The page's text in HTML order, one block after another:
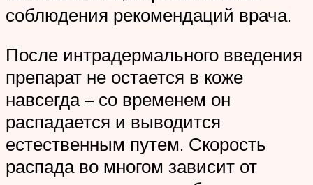
соблюдения рекомендаций врача.
После интрадермального введения
препарат не остается в коже
навсегда – со временем он
распадается и выводится
естественным путем. Скорость
распада во многом зависит от